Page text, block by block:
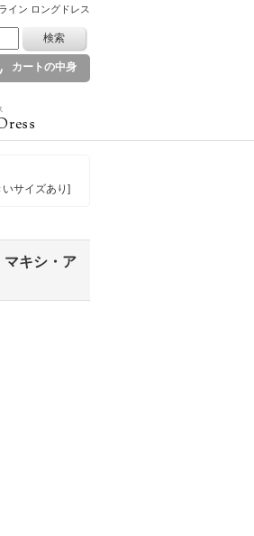
イン ロングドレス
カートの中身
サイズあり]
マキシ・ア